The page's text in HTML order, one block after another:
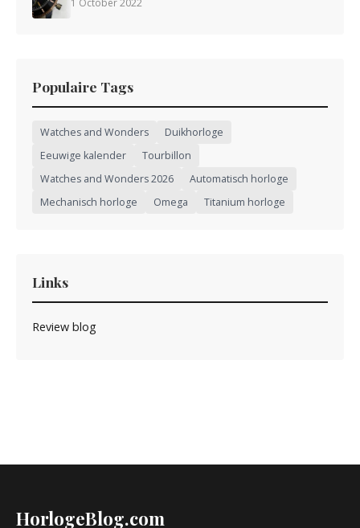
1 October 2022
Populaire Tags
Watches and Wonders
Duikhorloge
Eeuwige kalender
Tourbillon
Watches and Wonders 2026
Automatisch horloge
Mechanisch horloge
Omega Titanium horloge
Links
Review blog
HorlogeBlog.com